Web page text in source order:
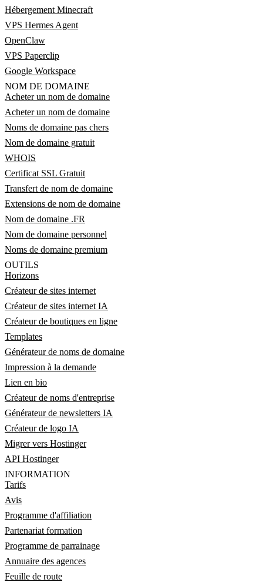
Hébergement Minecraft
VPS Hermes Agent
OpenClaw
VPS Paperclip
Google Workspace
NOM DE DOMAINE
Acheter un nom de domaine
Acheter un nom de domaine
Noms de domaine pas chers
Nom de domaine gratuit
WHOIS
Certificat SSL Gratuit
Transfert de nom de domaine
Extensions de nom de domaine
Nom de domaine .FR
Nom de domaine personnel
Noms de domaine premium
OUTILS
Horizons
Créateur de sites internet
Créateur de sites internet IA
Créateur de boutiques en ligne
Templates
Générateur de noms de domaine
Impression à la demande
Lien en bio
Créateur de noms d'entreprise
Générateur de newsletters IA
Créateur de logo IA
Migrer vers Hostinger
API Hostinger
INFORMATION
Tarifs
Avis
Programme d'affiliation
Partenariat formation
Programme de parrainage
Annuaire des agences
Feuille de route